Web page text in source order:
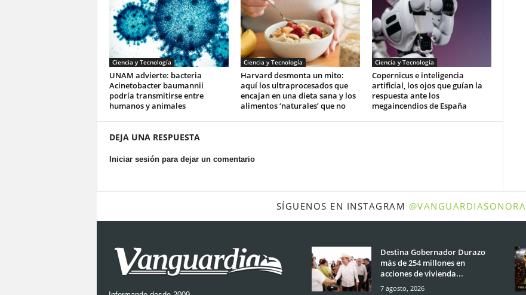
Ciencia y Tecnología
UNAM advierte: bacteria
Acinetobacter baumannii
podría transmitirse entre
humanos y animales
Ciencia y Tecnología
Harvard desmonta un mito:
aquí los ultraprocesados que
encajan en una dieta sana y los
alimentos ‘naturales’ que no
Ciencia y Tecnología
Copernicus e inteligencia
artificial, los ojos que guían la
respuesta ante los
megaincendios de España
DEJA UNA RESPUESTA
Iniciar sesión para dejar un comentario
SÍGUENOS EN INSTAGRAM @VANGUARDIASONORA
Destina Gobernador Durazo
más de 254 millones en
acciones de vivienda...
7 agosto, 2026